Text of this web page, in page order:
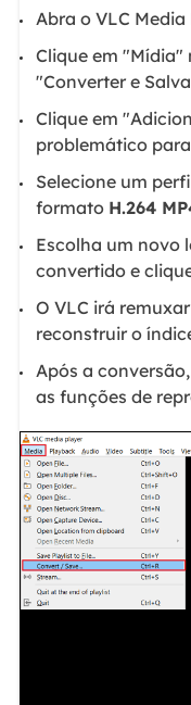
Abra o VLC
Clique em "Mídia"
"Converter e
Clique em
problemático
Selecione um
formato H.264
Escolha um novo
convertido e
O VLC irá
reconstruir o
Após a
as funções de